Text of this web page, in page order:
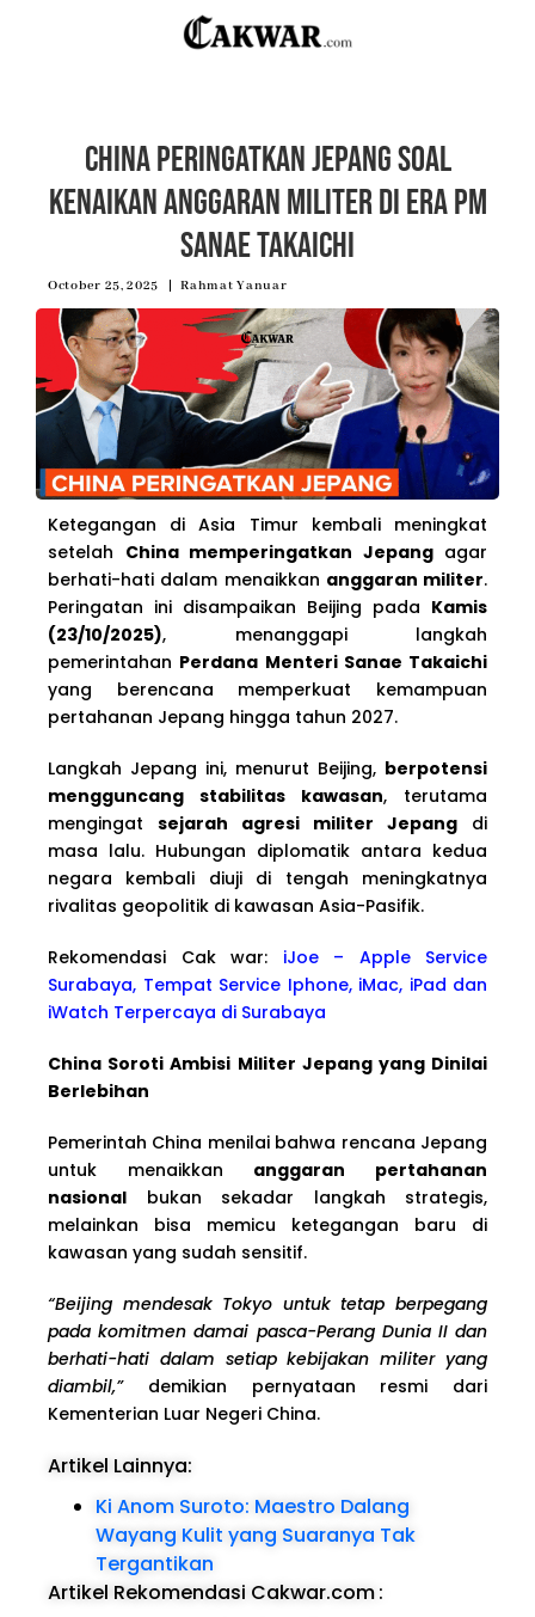
China Peringatkan Jepang soal
Kenaikan Anggaran Militer di Era PM
Sanae Takaichi
October 25, 2025 Rahmat Yanuar
Ketegangan di Asia Timur kembali meningkat
setelah China memperingatkan Jepangagar
berhati-hati dalam menaikkan anggaran militer.
Peringatan ini disampaikan Beijing pada Kamis
(23/10/2025), menanggapi langkah
pemerintahan Perdana Menteri Sanae Takaichi
yang berencana memperkuat kemampuan
pertahanan Jepang hingga tahun 2027.
Langkah Jepang ini, menurut Beijing, berpotensi
mengguncang stabilitas kawasan, terutama
mengingat sejarah agresi militer Jepang di
masa lalu. Hubungan diplomatik antara kedua
negara kembali diuji di tengah meningkatnya
rivalitas geopolitik di kawasan Asia-Pasifik.
Rekomendasi Cak war: iJoe – Apple Service
Surabaya, Tempat Service Iphone, iMac, iPad dan
iWatch Terpercaya di Surabaya
China Soroti Ambisi Militer Jepang yang Dinilai
Berlebihan
Pemerintah China menilai bahwa rencana Jepang
untuk menaikkan anggaran pertahanan
nasional bukan sekadar langkah strategis,
melainkan bisa memicu ketegangan baru di
kawasan yang sudah sensitif.
“Beijing mendesak Tokyo untuk tetap berpegang
pada komitmen damai pasca-Perang Dunia II dan
berhati-hati dalam setiap kebijakan militer yang
diambil,”demikian pernyataan resmi dari
Kementerian Luar Negeri China.
Artikel Lainnya:
Ki Anom Suroto: Maestro Dalang
Wayang Kulit yang Suaranya Tak
Tergantikan
Artikel Rekomendasi Cakwar.com: